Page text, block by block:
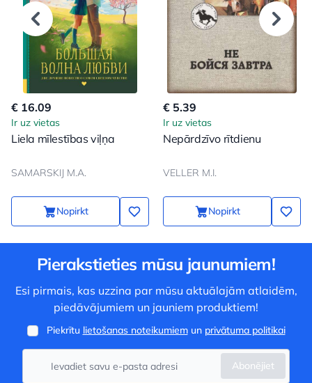
€ 16.09
Ir uz vietas
Liela mīlestības viļņa
SAMARSKIJ M.A.
Nopirkt
€ 5.39
Ir uz vietas
Nepārdzīvo rītdienu
VELLER M.I.
Nopirkt
Pierakstieties mūsu jaunumiem!
Esi pirmais, kas uzzina par mūsu aktuālajām atlaidēm,
piedāvājumiem un jauniem produktiem!
Piekrītu lietošanas noteikumiemun privātuma politikai
Abonējiet